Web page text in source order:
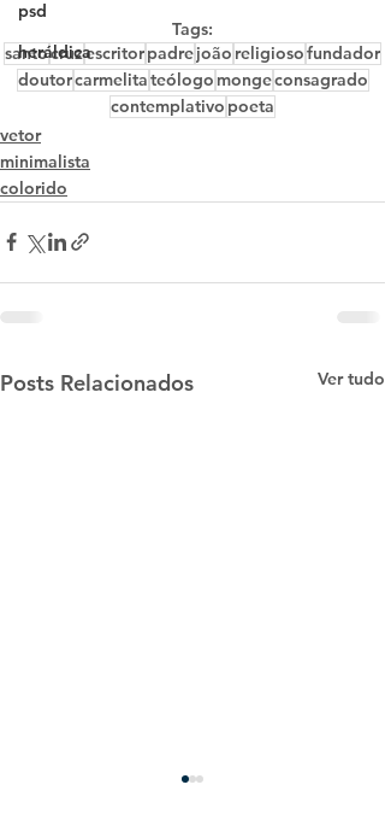
psd
heráldica
Tags:
santocruzescritorpadrejoão religiosofundador
doutorcarmelitateólogo mongeconsagrado
contemplativo poeta
vetor
minimalista
colorido
Posts Relacionados Ver tudo